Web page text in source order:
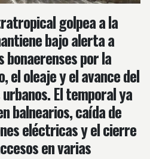
golpea a la
bajo alerta a
por la
el oleaje y el avance del
El temporal ya
balnearios, caída de
eléctricas y el cierre
en varias